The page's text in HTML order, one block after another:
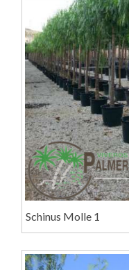
Schinus Molle 1